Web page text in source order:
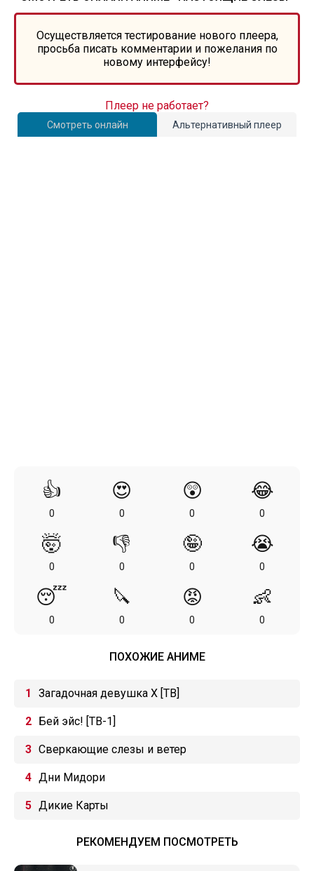
Осуществляется тестирование нового плеера,
просьба писать комментарии и пожелания по
новому интерфейсу!
Смотреть онлайн Альтернативный плеер
Плеер не работает?
👍
0
😍
0
😲
0
😂
0
🤯
0
👎
0
🤪
0
😭
0
😴
0
🔪
0
😡
0
👶
0
ПОХОЖИЕ АНИМЕ
Загадочная девушка Х [ТВ]
Бей эйс! [ТВ-1]
Сверкающие слезы и ветер
Дни Мидори
Дикие Карты
РЕКОМЕНДУЕМ ПОСМОТРЕТЬ